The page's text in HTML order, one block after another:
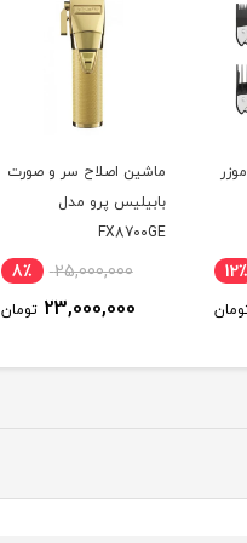
12٪
ماشین اصلاح سر و صورت
بابیلیس پرو مدل
FX8700GE
25,000,000 8٪
23,000,000 تومان